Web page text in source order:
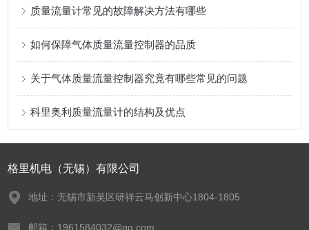
质量流量计常见的故障解决方法有哪些
如何保障气体质量流量控制器的品质
关于气体质量流量控制器究竟有哪些常见的问题
科里奥利质量流量计的结构及优点
格里机电（无锡）有限公司
地址：无锡市新吴区研祥云马创新中心1804-1805
邮箱：1961584032@qq.com